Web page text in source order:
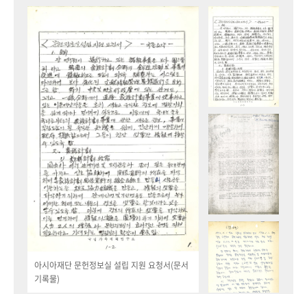
아시아재단 문헌정보실 설립 지원 요청서(문서
기록물)